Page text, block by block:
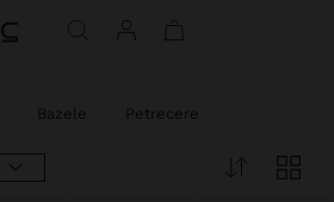
Bazele Petrecere